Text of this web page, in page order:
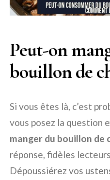
Peut-on
bouillon de
Si vous êtes là, c’est
vous posez la question
manger du bouillon de
réponse, fidèles
Dépoussiérez vos